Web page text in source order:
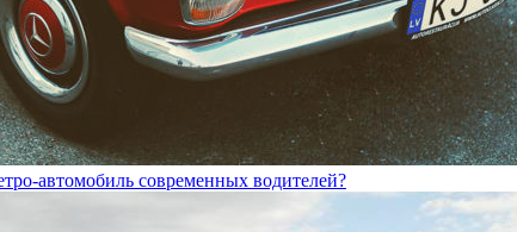
автомобиль современных водителей?